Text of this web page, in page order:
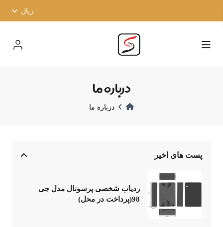
ریال
درباره ما
درباره ما
پست های اخیر
ردیاب شخصی پرسونال مدل جی
98(پرداخت در محل)